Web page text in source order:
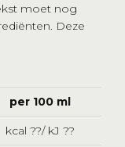
moet nog
Deze
per 100 ml
kcal ??/ kJ ??